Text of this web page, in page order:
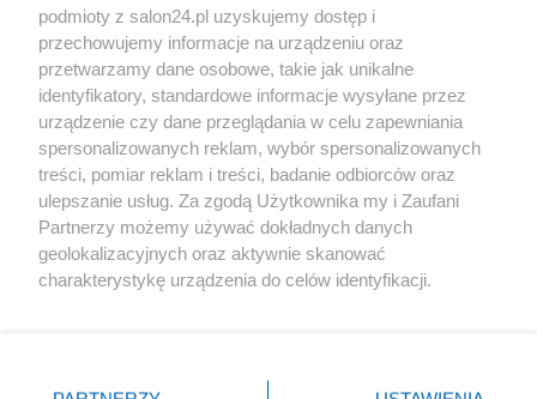
Społeczeństwo
Kultura
X Facebook Instagram Youtube
podmioty z salon24.pl uzyskujemy dostęp i
przechowujemy informacje na urządzeniu oraz
przetwarzamy dane osobowe, takie jak unikalne
identyfikatory, standardowe informacje wysyłane przez
urządzenie czy dane przeglądania w celu zapewniania
spersonalizowanych reklam, wybór spersonalizowanych
treści, pomiar reklam i treści, badanie odbiorców oraz
ulepszanie usług. Za zgodą Użytkownika my i Zaufani
Partnerzy możemy używać dokładnych danych
geolokalizacyjnych oraz aktywnie skanować
charakterystykę urządzenia do celów identyfikacji.
zmienić/wycofać klikając przycisk ustawień prywatności